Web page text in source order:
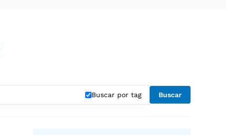
Buscar por tag Buscar